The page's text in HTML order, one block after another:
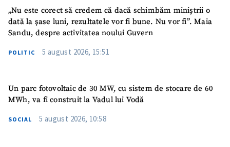
„Nu este corect să credem că dacă schimbăm miniștrii o
dată la șase luni, rezultatele vor fi bune. Nu vor fi”. Maia
Sandu, despre activitatea noului Guvern
POLITIC 5 august 2026, 15:51
Un parc fotovoltaic de 30 MW, cu sistem de stocare de 60
MWh, va fi construit la Vadul lui Vodă
SOCIAL 5 august 2026, 10:58